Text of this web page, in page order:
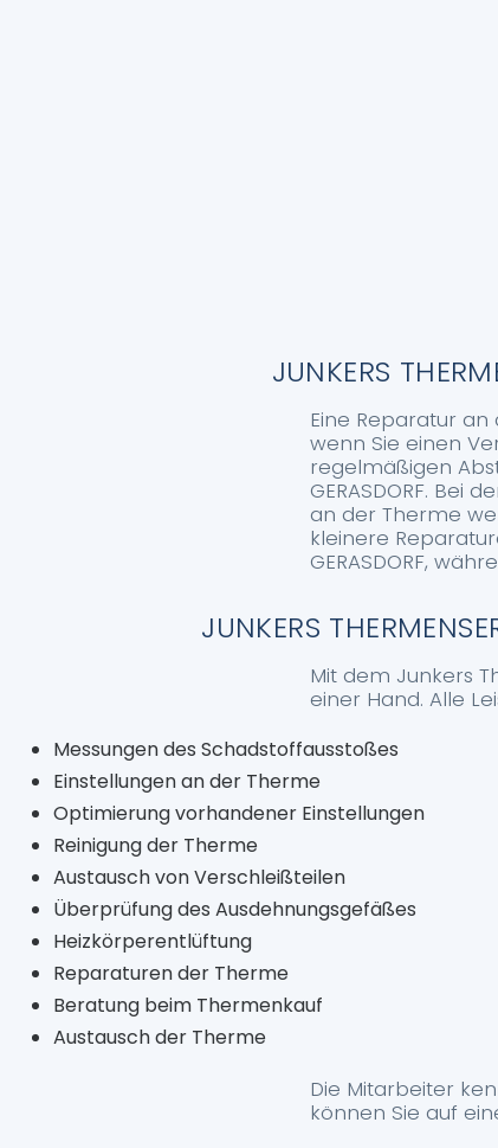
JUNKERS
Eine Reparatur
wenn Sie einen
regelmäßigen
GERASDORF.
an der Therme
kleinere
GERASDORF,
JUNKERS
Mit dem Junkers
einer Hand. Alle
Messungen des Schadstoffausstoßes
Einstellungen an der Therme
Optimierung vorhandener Einstellungen
Reinigung der Therme
Austausch von Verschleißteilen
Überprüfung des Ausdehnungsgefäßes
Heizkörperentlüftung
Reparaturen der Therme
Beratung beim Thermenkauf
Austausch der Therme
Die Mitarbeiter
können Sie auf